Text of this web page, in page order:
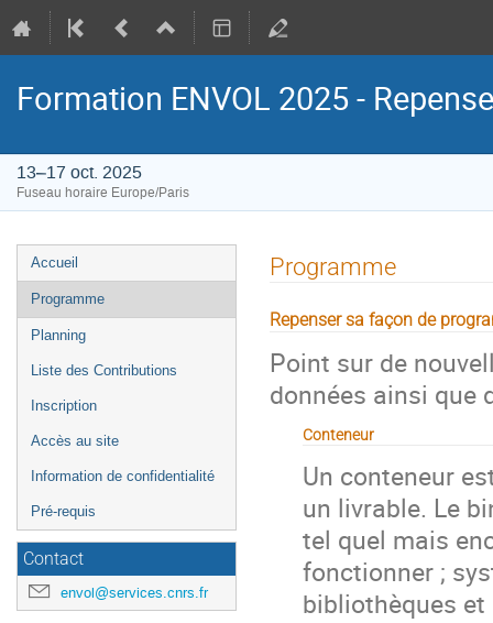
Formation ENVOL 2025 -
13–17 oct. 2025
Fuseau horaire Europe/Paris
Menu
de
l'événement
Accueil
Programme
Planning
Liste des Contributions
Inscription
Accès au site
Information de confidentialité
Pré-requis
Contact
envol@services.cnrs.fr
Programme
Repenser sa façon de
Point sur de
données ainsi que
Conteneur
Un conteneur
un livrable. Le
tel quel mais
fonctionner ;
bibliothèques